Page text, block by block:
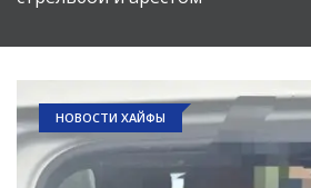
НОВОСТИ ХАЙФЫ